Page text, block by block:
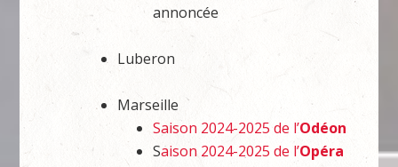
annoncée
Luberon
Marseille
Saison 2024-2025 de l’Odéon
Saison 2024-2025 de l’Opéra